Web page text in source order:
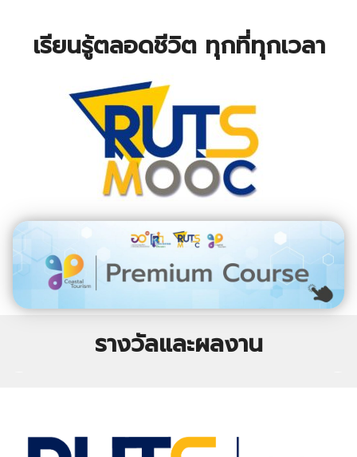
เรียนรู้ตลอดชีวิต ทุกที่ทุกเวลา
รางวัลและผลงาน